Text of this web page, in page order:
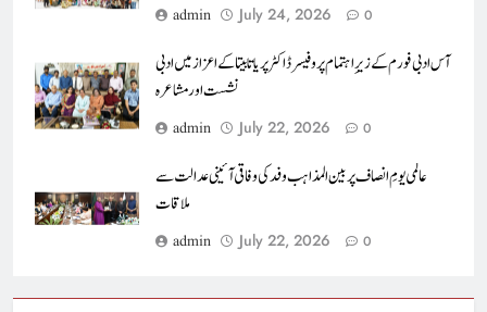
admin July 24, 2026 0
آس ادبی فورم کے زیرِ اہتمام پروفیسرڈاکٹر پریا تابیتا کے اعزاز میں ادبی
نشست اور مشاعرہ
admin July 22, 2026 0
عالمی یومِ انصاف پر بین المذاہب وفد کی وفاقی آئینی عدالت سے
ملاقات
admin July 22, 2026 0